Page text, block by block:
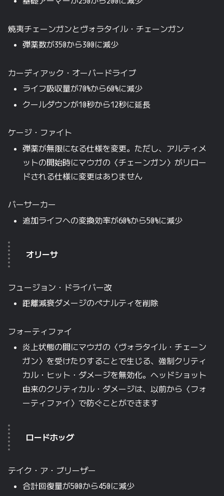
焼夷チェーンガンとヴォラタイル・チェーンガン
弾薬数が350から300に減少
カーディアック・オーバードライブ
ライフ吸収量が70%から60%に減少
クールダウンが10秒から12秒に延長
ケージ・ファイト
弾薬が無限になる仕様を変更。ただし、アルティメ
ットの開始時にマウガの〈チェーンガン〉がリロー
ドされる仕様に変更はありません
バーサーカー
追加ライフへの変換効率が60%から50%に減少
オリーサ
フュージョン・ドライバー改
距離減衰ダメージのペナルティを削除
フォーティファイ
炎上状態の間にマウガの〈ヴォラタイル・チェーン
ガン〉を受けたりすることで生じる、強制クリティ
カル・ヒット・ダメージを無効化。ヘッドショット
由来のクリティカル・ダメージは、以前から〈フォ
ーティファイ〉で防ぐことができます
ロードホッグ
テイク・ア・ブリーザー
合計回復量が500から450に減少